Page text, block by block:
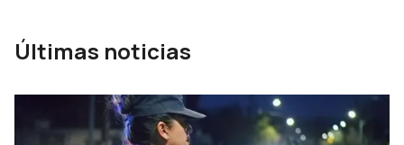
Últimas noticias